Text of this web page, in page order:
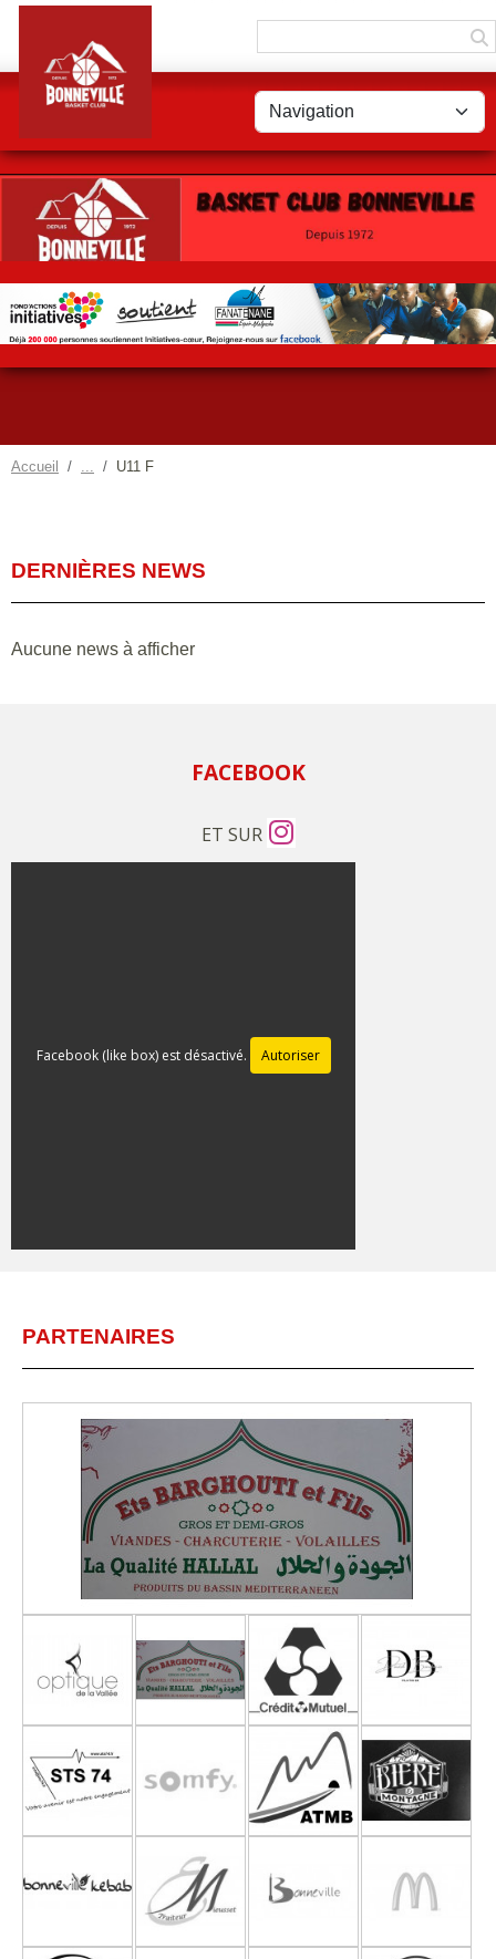
Accueil U11 F
DERNIÈRES NEWS
Aucune news à afficher
FACEBOOK
ET SUR
Facebook (like box) est désactivé. Autoriser
PARTENAIRES